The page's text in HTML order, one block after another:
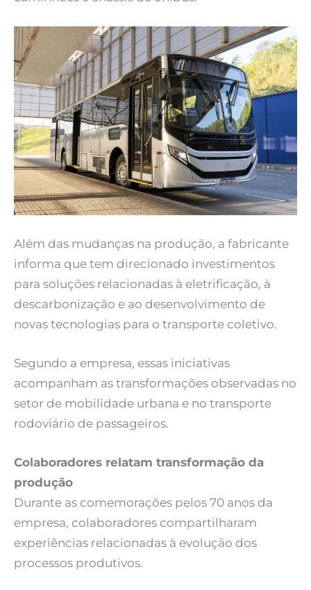
Além das mudanças na produção, a fabricante
informa que tem direcionado investimentos
para soluções relacionadas à eletrificação, à
descarbonização e ao desenvolvimento de
novas tecnologias para o transporte coletivo.
Segundo a empresa, essas iniciativas
acompanham as transformações observadas no
setor de mobilidade urbana e no transporte
rodoviário de passageiros.
Colaboradores relatam transformação da
produção
Durante as comemorações pelos 70 anos da
empresa, colaboradores compartilharam
experiências relacionadas à evolução dos
processos produtivos.